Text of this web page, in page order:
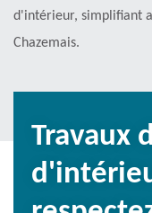
d'intérieur, simplifiant
Chazemais.
Travaux